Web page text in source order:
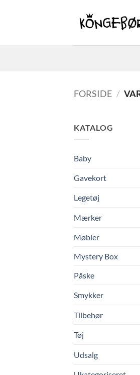
FORSIDE /
KATALOG
Baby
Gavekort
Legetøj
Mærker
Møbler
Mystery Box
Påske
Smykker
Tilbehør
Tøj
Udsalg